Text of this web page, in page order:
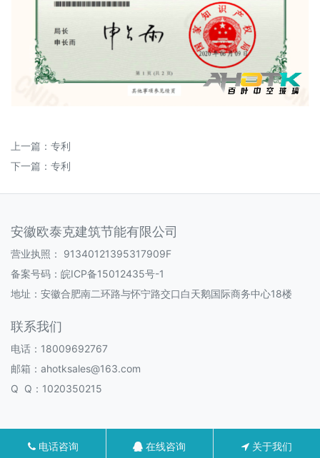
上一篇： 专利
下一篇： 专利
安徽欧泰克建筑节能有限公司
营业执照： 91340121395317909F
备案号码： 皖ICP备15012435号-1
地址：安徽合肥南二环路与怀宁路交口白天鹅国际商务中心18楼
联系我们
电话：18009692767
邮箱：ahotksales@163.com
Q Q：1020350215
电话咨询 在线咨询 关于我们